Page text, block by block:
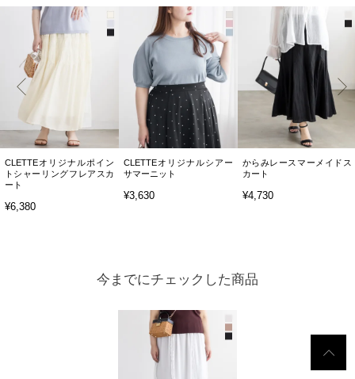
CLETTEオリジナルポイン
トシャーリングフレアスカ
ート
¥6,380
CLETTEオリジナルシアー
サマーニット
¥3,630
からみレースマーメイドス
カート
¥4,730
今までにチェックした商品